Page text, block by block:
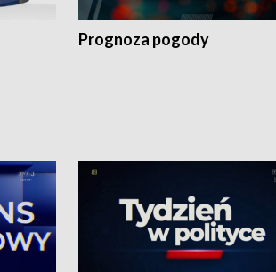
Prognoza pogody